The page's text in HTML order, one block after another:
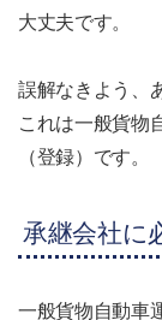
大丈夫です。
誤解なきよう、
これは一般貨物
（登録）です。
承継会社に
一般貨物自動車